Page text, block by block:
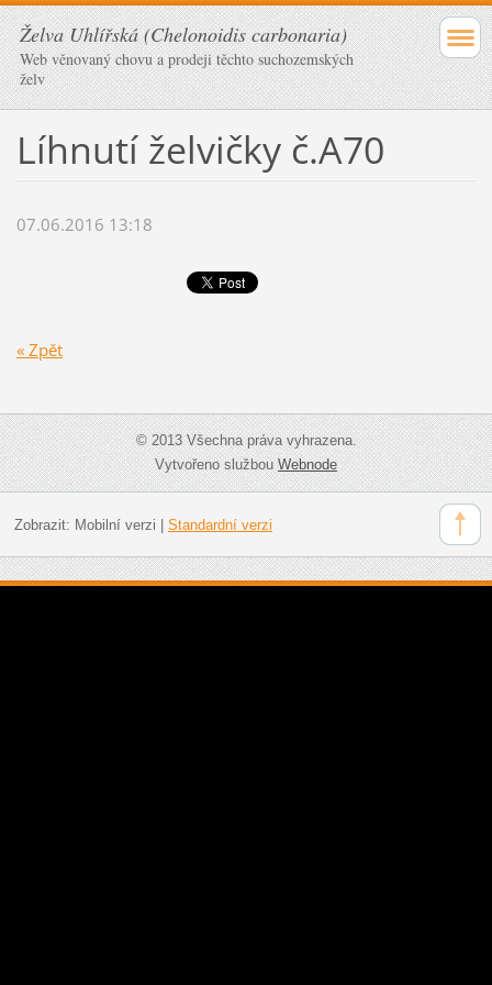
Želva Uhlířská (Chelonoidis carbonaria)
Web věnovaný chovu a prodeji těchto suchozemských
želv
Líhnutí želvičky č.A70
07.06.2016 13:18
« Zpět
© 2013 Všechna práva vyhrazena.
Vytvořeno službouWebnode
Zobrazit: Mobilní verzi Standardní verzi